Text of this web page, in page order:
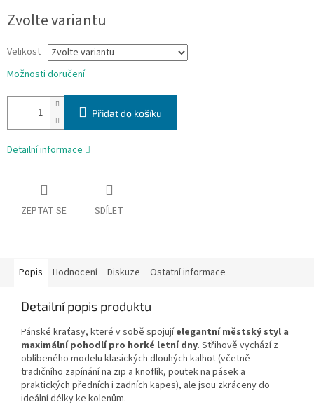
cena:
Zvolte variantu
Velikost
Možnosti doručení
Přidat do košíku
Detailní informace
ZEPTAT SE SDÍLET
Popis Hodnocení Diskuze Ostatní informace
Detailní popis produktu
Pánské kraťasy, které v sobě spojujíelegantní městský styl a
maximální pohodlí pro horké letní dny. Střihově vychází z
oblíbeného modelu klasických dlouhých kalhot (včetně
tradičního zapínání na zip a knoflík, poutek na pásek a
praktických předních i zadních kapes), ale jsou zkráceny do
ideální délky ke kolenům.